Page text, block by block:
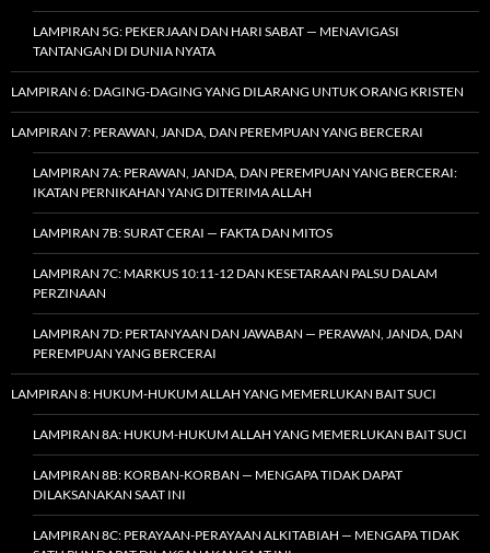
LAMPIRAN 5G: PEKERJAAN DAN HARI SABAT — MENAVIGASI
TANTANGAN DI DUNIA NYATA
LAMPIRAN 6: DAGING-DAGING YANG DILARANG UNTUK ORANG KRISTEN
LAMPIRAN 7: PERAWAN, JANDA, DAN PEREMPUAN YANG BERCERAI
LAMPIRAN 7A: PERAWAN, JANDA, DAN PEREMPUAN YANG BERCERAI:
IKATAN PERNIKAHAN YANG DITERIMA ALLAH
LAMPIRAN 7B: SURAT CERAI — FAKTA DAN MITOS
LAMPIRAN 7C: MARKUS 10:11-12 DAN KESETARAAN PALSU DALAM
PERZINAAN
LAMPIRAN 7D: PERTANYAAN DAN JAWABAN — PERAWAN, JANDA, DAN
PEREMPUAN YANG BERCERAI
LAMPIRAN 8: HUKUM-HUKUM ALLAH YANG MEMERLUKAN BAIT SUCI
LAMPIRAN 8A: HUKUM-HUKUM ALLAH YANG MEMERLUKAN BAIT SUCI
LAMPIRAN 8B: KORBAN-KORBAN — MENGAPA TIDAK DAPAT
DILAKSANAKAN SAAT INI
LAMPIRAN 8C: PERAYAAN-PERAYAAN ALKITABIAH — MENGAPA TIDAK